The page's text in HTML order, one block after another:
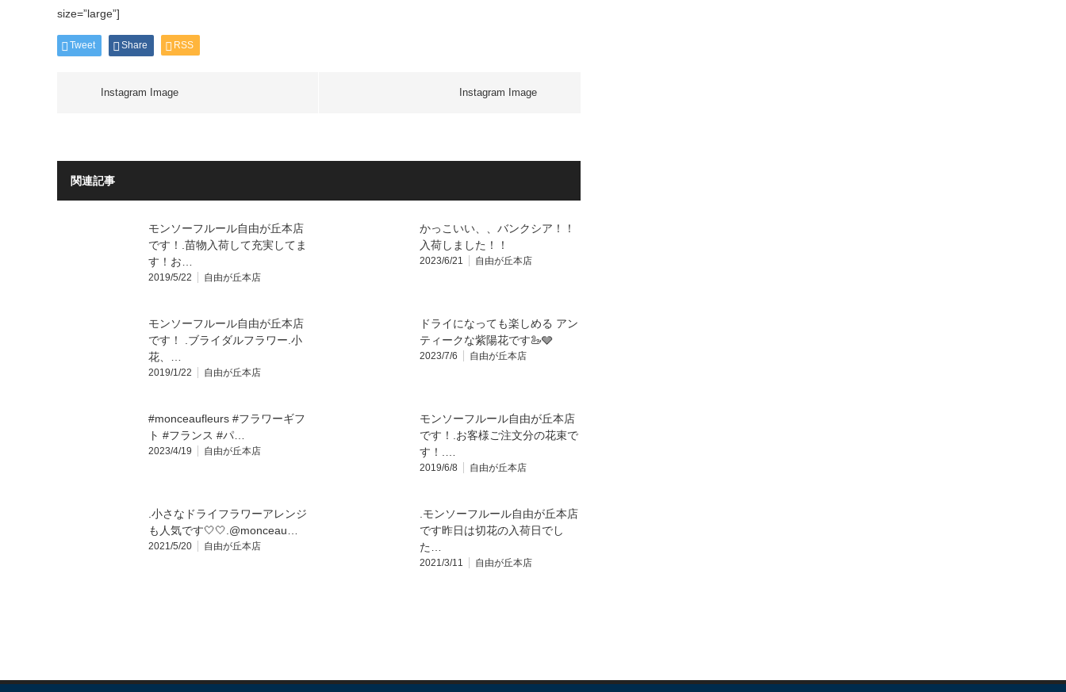
size=”large”]
Tweet Share RSS
Instagram Image Instagram Image
関連記事
モンソーフルール自由が丘本店
です！.苗物入荷して充実してま
す！お…
2019/5/22 自由が丘本店
かっこいい、、バンクシア！！
入荷しました！！
2023/6/21 自由が丘本店
モンソーフルール自由が丘本店
です！ .ブライダルフラワー.小
花、…
2019/1/22 自由が丘本店
ドライになっても楽しめる アン
ティークな紫陽花です🦢🩶
2023/7/6 自由が丘本店
#monceaufleurs #フラワーギフ
ト #フランス #パ…
2023/4/19 自由が丘本店
モンソーフルール自由が丘本店
です！.お客様ご注文分の花束で
す！.…
2019/6/8 自由が丘本店
.小さなドライフラワーアレンジ
も人気です️🤍🤍.@monceau…
2021/5/20 自由が丘本店
.モンソーフルール自由が丘本店
です昨日は切花の入荷日でし
た…
2021/3/11 自由が丘本店